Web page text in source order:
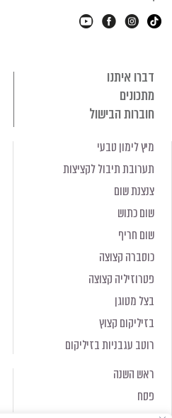
דברו איתנו
מתכונים
חוברות הבישול
מיץ לימון טבעי
תערובת תיבול לקציצות
צנצנת שום
שום כתוש
שום חריף
כוסברה קצוצה
פטרוזיליה קצוצה
בצל מטוגן
בזיליקום קצוץ
רוטב עגבניות בזיליקום
ראש השנה
פסח